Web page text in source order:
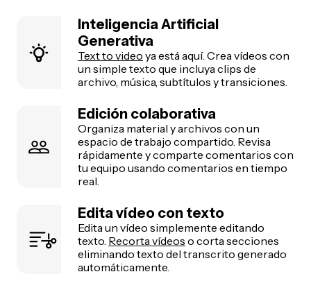
Inteligencia Artificial
Generativa
Text to video ya está aquí. Crea vídeos con
un simple texto que incluya clips de
archivo, música, subtítulos y transiciones.
Edición colaborativa
Organiza material y archivos con un
espacio de trabajo compartido. Revisa
rápidamente y comparte comentarios con
tu equipo usando comentarios en tiempo
real.
Edita vídeo con texto
Edita un vídeo simplemente editando
texto. Recorta vídeos o corta secciones
eliminando texto del transcrito generado
automáticamente.